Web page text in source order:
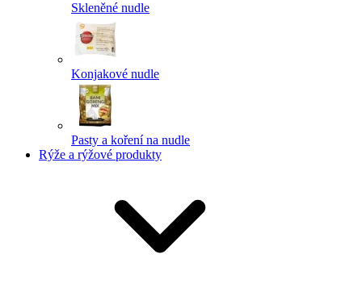
Skleněné nudle
Konjakové nudle
Pasty a koření na nudle
Rýže a rýžové produkty